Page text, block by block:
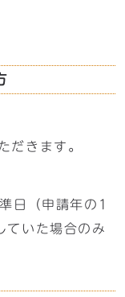
だきます。
日（申請年の1
ていた場合のみ